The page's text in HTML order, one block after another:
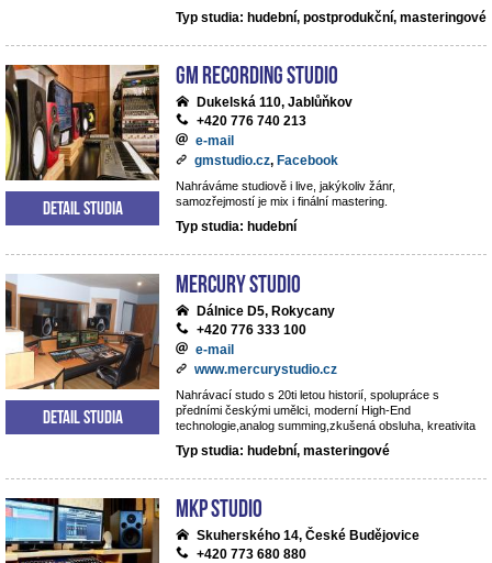
Typ studia: hudební, postprodukční, masteringové
GM Recording Studio
Dukelská 110, Jablůňkov
+420 776 740 213
e-mail
gmstudio.cz, Facebook
Nahráváme studiově i live, jakýkoliv žánr,
samozřejmostí je mix i finální mastering.
Typ studia: hudební
Detail studia
Mercury studio
Dálnice D5, Rokycany
+420 776 333 100
e-mail
www.mercurystudio.cz
Nahrávací studo s 20ti letou historií, spolupráce s
předními českými umělci, moderní High-End
technologie,analog summing,zkušená obsluha, kreativita
Typ studia: hudební, masteringové
Detail studia
MKP STUDIO
Skuherského 14, České Budějovice
+420 773 680 880